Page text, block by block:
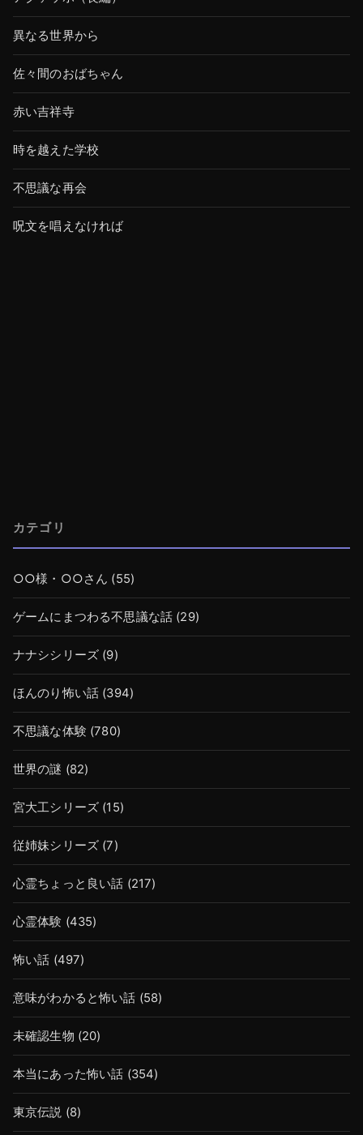
異なる世界から
佐々間のおばちゃん
赤い吉祥寺
時を越えた学校
不思議な再会
呪文を唱えなければ
カテゴリ
○○様・○○さん (55)
ゲームにまつわる不思議な話 (29)
ナナシシリーズ (9)
ほんのり怖い話 (394)
不思議な体験 (780)
世界の謎 (82)
宮大工シリーズ (15)
従姉妹シリーズ (7)
心霊ちょっと良い話 (217)
心霊体験 (435)
怖い話 (497)
意味がわかると怖い話 (58)
未確認生物 (20)
本当にあった怖い話 (354)
東京伝説 (8)